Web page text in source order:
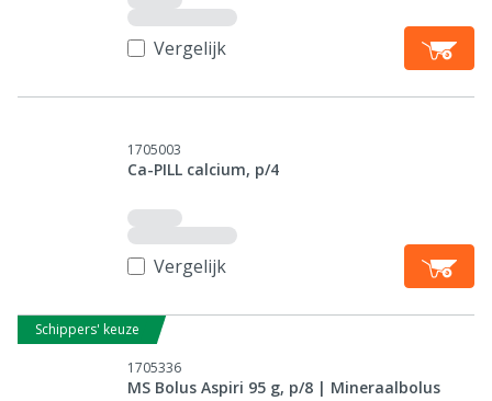
Vergelijk
1705003
Ca-PILL calcium, p/4
Vergelijk
Schippers' keuze
1705336
MS Bolus Aspiri 95 g, p/8 | Mineraalbolus